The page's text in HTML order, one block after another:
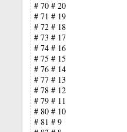
# 70 # 20
# 71 # 19
# 72 # 18
# 73 # 17
# 74 # 16
# 75 # 15
# 76 # 14
# 77 # 13
# 78 # 12
# 79 # 11
# 80 # 10
# 81 # 9